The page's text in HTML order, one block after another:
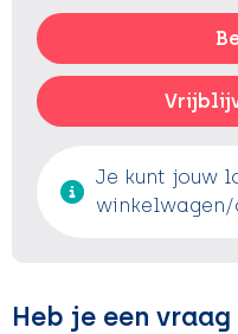
Je kunt jouw
Heb je een